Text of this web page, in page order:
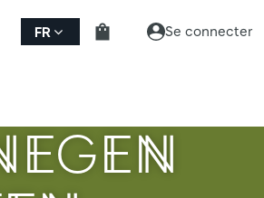
FR Se connecter